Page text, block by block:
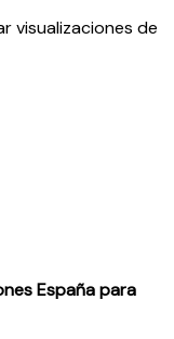
visualizaciones de
España para